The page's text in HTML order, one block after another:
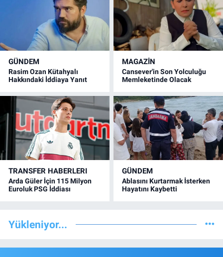
GÜNDEM
Rasim Ozan Kütahyalı
Hakkındaki İddiaya Yanıt
MAGAZİN
Cansever'in Son Yolculuğu
Memleketinde Olacak
TRANSFER HABERLERI
Arda Güler İçin 115 Milyon
Euroluk PSG İddiası
GÜNDEM
Ablasını Kurtarmak İsterken
Hayatını Kaybetti
Yükleniyor...